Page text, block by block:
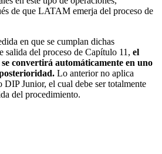
de que LATAM emerja del proceso de
en que se cumplan dichas
salida del proceso de Capítulo 11, el
convertirá automáticamente en uno
Lo anterior no aplica
DIP Junior, el cual debe ser totalmente
del procedimiento.